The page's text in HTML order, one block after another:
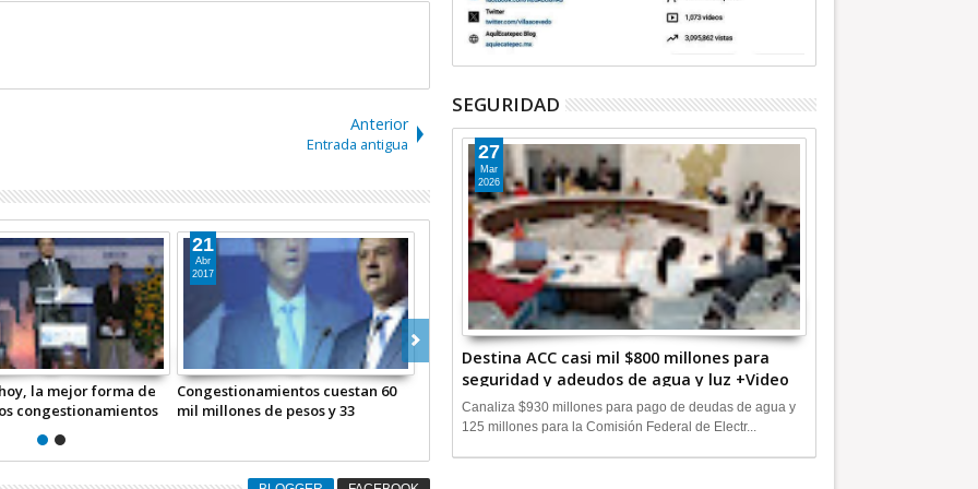
Anterior
Entrada antigua
a las gasolinas,
implantada que
espiral inflacionaria:
Bloquean taxistas Paseo Tollocan
por presunto acoso y agresiones
28
Ene
2025
SEGURIDAD
Destina ACC casi mil $800 millones para
seguridad y adeudos de agua y luz +Video
27
Mar
2026
Canaliza $930 millones para pago de deudas de agua y
125 millones para la Comisión Federal de Electr...